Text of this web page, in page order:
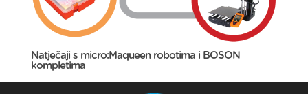
Natječaji s micro:Maqueen robotima i BOSON
kompletima